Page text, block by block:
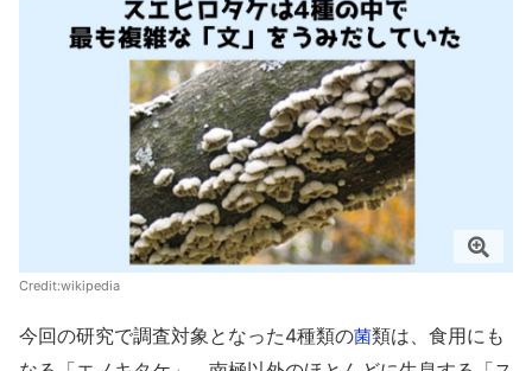
Credit:wikipedia
今回の研究で調査対象となった4種類の菌類は、食用にも